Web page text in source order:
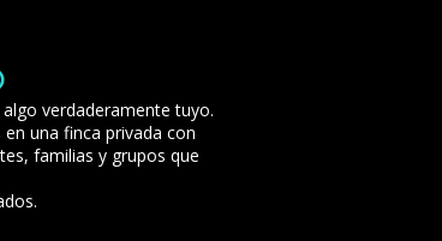
verdaderamente tuyo.
una finca privada con
familias y grupos que